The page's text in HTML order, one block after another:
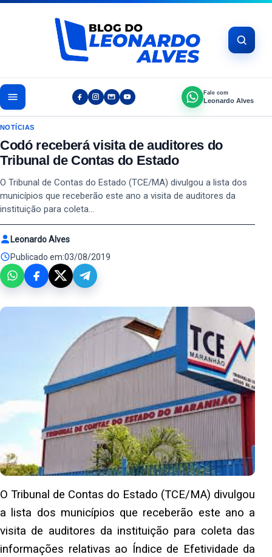
Pular para o conteúdo
Fale com
Leonardo Alves
NOTÍCIAS
Codó receberá visita de auditores do
Tribunal de Contas do Estado
O Tribunal de Contas do Estado (TCE/MA) divulgou a lista dos
municípios que receberão este ano a visita de auditores da
instituição para coleta…
Leonardo Alves
Publicado em:03/08/2019
O Tribunal de Contas do Estado (TCE/MA) divulgou
a lista dos municípios que receberão este ano a
visita de auditores da instituição para coleta das
informações relativas ao Índice de Efetividade da